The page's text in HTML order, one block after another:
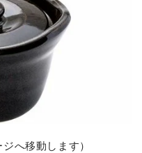
へ移動します）